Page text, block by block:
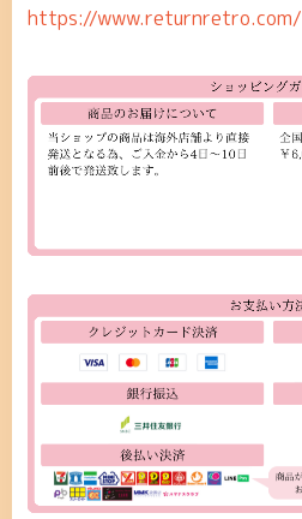
https://www.returnretro.com/